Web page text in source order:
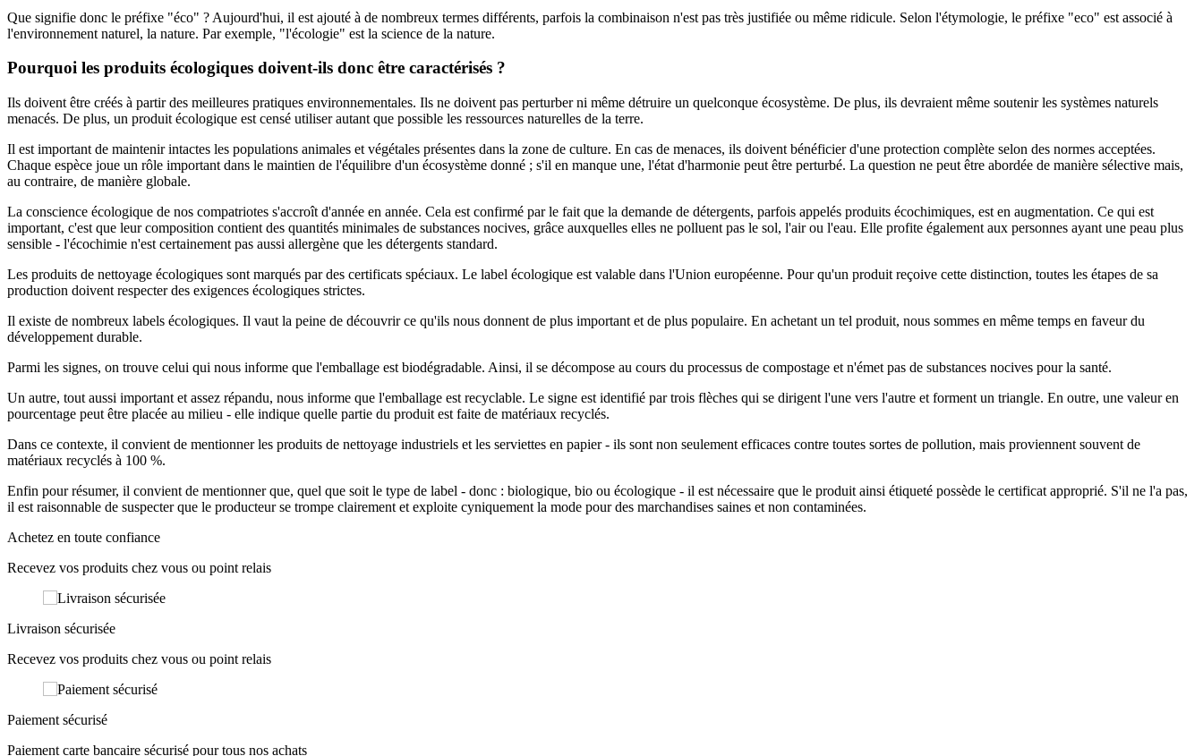
Que signifie donc le préfixe "éco" ? Aujourd'hui, il est ajouté à de nombreux termes différents, parfois la combinaison n'est pas très justifiée ou même ridicule. Selon l'étymologie, le préfixe "eco" est associé à
l'environnement naturel, la nature. Par exemple, "l'écologie" est la science de la nature.
Pourquoi les produits écologiques doivent-ils donc être caractérisés ?
Ils doivent être créés à partir des meilleures pratiques environnementales. Ils ne doivent pas perturber ni même détruire un quelconque écosystème. De plus, ils devraient même soutenir les systèmes naturels
menacés. De plus, un produit écologique est censé utiliser autant que possible les ressources naturelles de la terre.
Il est important de maintenir intactes les populations animales et végétales présentes dans la zone de culture. En cas de menaces, ils doivent bénéficier d'une protection complète selon des normes acceptées.
Chaque espèce joue un rôle important dans le maintien de l'équilibre d'un écosystème donné ; s'il en manque une, l'état d'harmonie peut être perturbé. La question ne peut être abordée de manière sélective mais,
au contraire, de manière globale.
La conscience écologique de nos compatriotes s'accroît d'année en année. Cela est confirmé par le fait que la demande de détergents, parfois appelés produits écochimiques, est en augmentation. Ce qui est
important, c'est que leur composition contient des quantités minimales de substances nocives, grâce auxquelles elles ne polluent pas le sol, l'air ou l'eau. Elle profite également aux personnes ayant une peau plus
sensible - l'écochimie n'est certainement pas aussi allergène que les détergents standard.
Les produits de nettoyage écologiques sont marqués par des certificats spéciaux. Le label écologique est valable dans l'Union européenne. Pour qu'un produit reçoive cette distinction, toutes les étapes de sa
production doivent respecter des exigences écologiques strictes.
Il existe de nombreux labels écologiques. Il vaut la peine de découvrir ce qu'ils nous donnent de plus important et de plus populaire. En achetant un tel produit, nous sommes en même temps en faveur du
développement durable.
Parmi les signes, on trouve celui qui nous informe que l'emballage est biodégradable. Ainsi, il se décompose au cours du processus de compostage et n'émet pas de substances nocives pour la santé.
Un autre, tout aussi important et assez répandu, nous informe que l'emballage est recyclable. Le signe est identifié par trois flèches qui se dirigent l'une vers l'autre et forment un triangle. En outre, une valeur en
pourcentage peut être placée au milieu - elle indique quelle partie du produit est faite de matériaux recyclés.
Dans ce contexte, il convient de mentionner les produits de nettoyage industriels et les serviettes en papier - ils sont non seulement efficaces contre toutes sortes de pollution, mais proviennent souvent de
matériaux recyclés à 100 %.
Enfin pour résumer, il convient de mentionner que, quel que soit le type de label - donc : biologique, bio ou écologique - il est nécessaire que le produit ainsi étiqueté possède le certificat approprié. S'il ne l'a pas,
il est raisonnable de suspecter que le producteur se trompe clairement et exploite cyniquement la mode pour des marchandises saines et non contaminées.
Achetez en toute confiance
Recevez vos produits chez vous ou point relais
Livraison sécurisée
Recevez vos produits chez vous ou point relais
Paiement sécurisé
Paiement carte bancaire sécurisé pour tous nos achats